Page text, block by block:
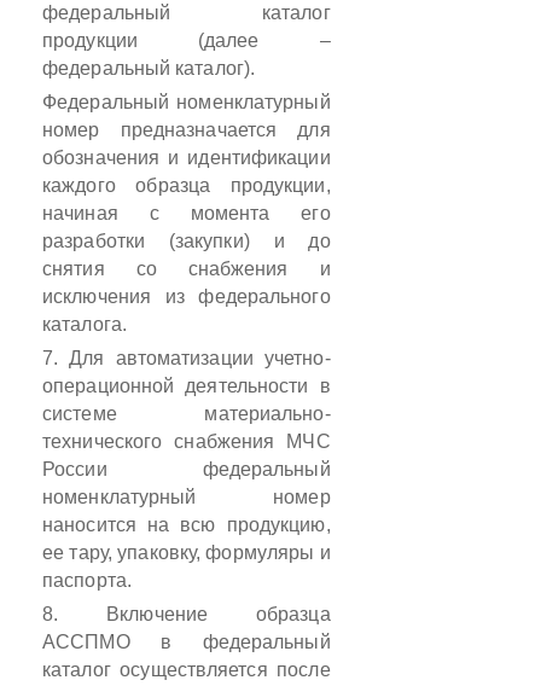
федеральный каталог
продукции (далее –
федеральный каталог).
Федеральный номенклатурный
номер предназначается для
обозначения и идентификации
каждого образца продукции,
начиная с момента его
разработки (закупки) и до
снятия со снабжения и
исключения из федерального
каталога.
7. Для автоматизации учетно-
операционной деятельности в
системе материально-
технического снабжения МЧС
России федеральный
номенклатурный номер
наносится на всю продукцию,
ее тару, упаковку, формуляры и
паспорта.
8. Включение образца
АССПМО в федеральный
каталог осуществляется после